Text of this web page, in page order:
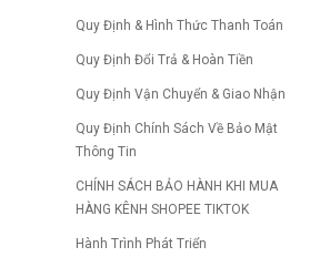
CPU AMD Ryzen 7 7700X3D full box mới
ra mắt: Nhanh, Mạnh, Giá tốt
với công nghệ 3D V-Cache đỉnh cao, mang lại
10 Nguyên nhân khiến PC gaming bị tụt
FPS thường gặp
PC gaming bị tụt FPS sau một thời gian? Tìm hiểu
và cách kiểm tra, khắc phục từng bước tại Vi Tính
Quy Định & Hình Thức Thanh Toán
Quy Định Đổi Trả & Hoàn Tiền
Quy Định Vận Chuyển & Giao Nhận
Quy Định Chính Sách Về Bảo Mật
Thông Tin
CHÍNH SÁCH BẢO HÀNH KHI MUA
HÀNG KÊNH SHOPEE TIKTOK
Hành Trình Phát Triển